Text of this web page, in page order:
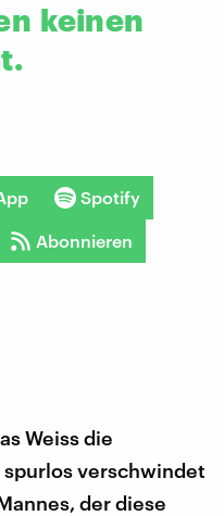
keinen
Spotify
Abonnieren
Weiss die
verschwindet
der diese